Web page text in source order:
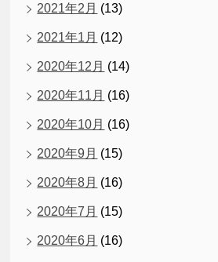
2021年2月 (13)
2021年1月 (12)
2020年12月 (14)
2020年11月 (16)
2020年10月 (16)
2020年9月 (15)
2020年8月 (16)
2020年7月 (15)
2020年6月 (16)